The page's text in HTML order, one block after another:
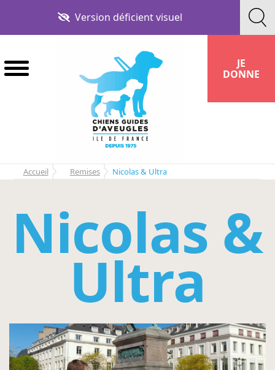
la
contenu
Version déficient visuel
JE
DONNE
Accueil Remises Nicolas & Ultra
Nicolas &
Ultra